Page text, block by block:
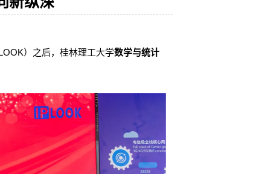
）之后，桂林理工大学数学与统计